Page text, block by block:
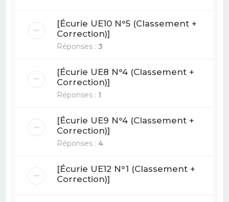
[Écurie UE10 N°5 (Classement +
Correction)]
Réponses :3
[Écurie UE8 N°4 (Classement +
Correction)]
Réponses : 1
[Écurie UE9 N°4 (Classement +
Correction)]
Réponses :4
[Écurie UE12 N°1 (Classement +
Correction)]